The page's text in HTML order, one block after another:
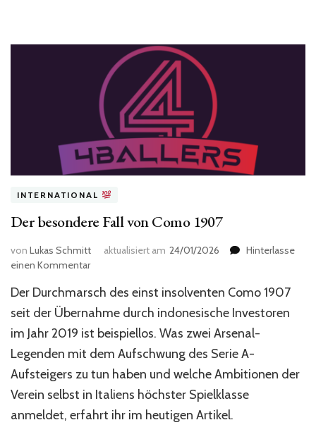
INTERNATIONAL
Der besondere Fall von Como 1907
von Lukas Schmitt aktualisiert am 24/01/2026
Hinterlasse
einen Kommentarzu
besondere
Fall
Como
1907
Der Durchmarsch des einst insolventen Como 1907
seit der Übernahme durch indonesische Investoren
im Jahr 2019 ist beispiellos. Was zwei Arsenal-
Legenden mit dem Aufschwung des Serie A-
Aufsteigers zu tun haben und welche Ambitionen der
Verein selbst in Italiens höchster Spielklasse
anmeldet, erfahrt ihr im heutigen Artikel.